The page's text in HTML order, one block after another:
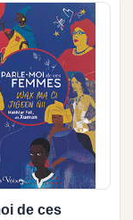
de ces